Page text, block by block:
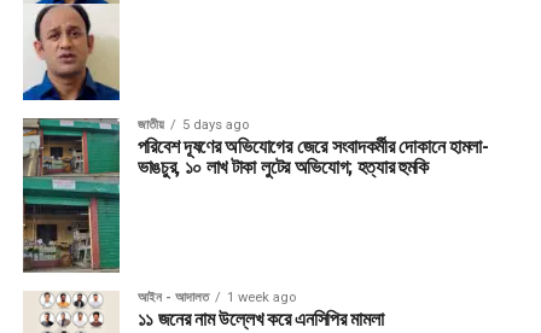
জাতীয় 5 days ago
পরিবেশ দূষণের অভিযোগের জেরে সংবাদকর্মীর দোকানে হামলা-
ভাঙচুর, ১০ লাখ টাকা লুটের অভিযোগ; হত্যার হুমকি
আইন - আদালত 1 week ago
১১ জনের নাম উল্লেখ করে এনসিপির মামলা